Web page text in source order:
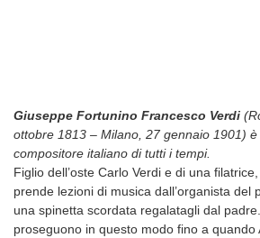
Giuseppe Fortunino Francesco Verdi
ottobre 1813 – Milano, 27 gennaio 1901)
compositore italiano di tutti i tempi.
Figlio dell’oste Carlo Verdi e di una
prende lezioni di musica dall’organista del
una spinetta scordata regalatagli dal
proseguono in questo modo fino a quando